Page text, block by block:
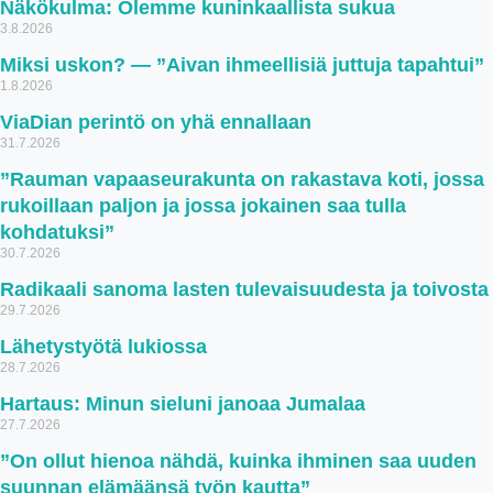
Näkökulma: Olemme kuninkaallista sukua
3.8.2026
Miksi uskon? — ”Aivan ihmeellisiä juttuja tapahtui”
1.8.2026
ViaDian perintö on yhä ennallaan
31.7.2026
”Rauman vapaaseurakunta on rakastava koti, jossa
rukoillaan paljon ja jossa jokainen saa tulla
kohdatuksi”
30.7.2026
Radikaali sanoma lasten tulevaisuudesta ja toivosta
29.7.2026
Lähetystyötä lukiossa
28.7.2026
Hartaus: Minun sieluni janoaa Jumalaa
27.7.2026
”On ollut hienoa nähdä, kuinka ihminen saa uuden
suunnan elämäänsä työn kautta”